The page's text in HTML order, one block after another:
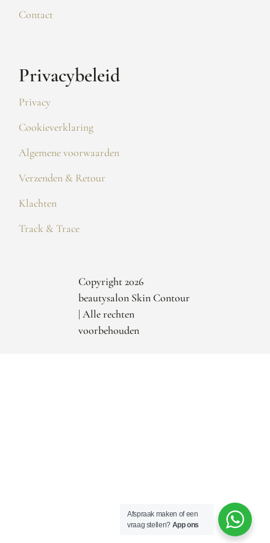
Contact
Privacybeleid
Privacy
Cookieverklaring
Algemene voorwaarden
Verzenden & Retour
Klachten
Track & Trace
Copyright 2026
beautysalon Skin Contour
| Alle rechten
voorbehouden
Afspraak maken of een
vraag stellen? App ons